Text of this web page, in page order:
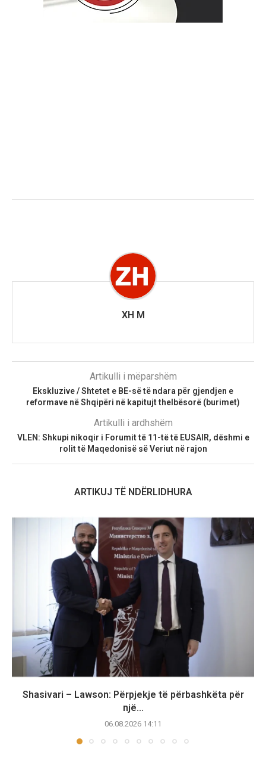
XH M
Artikulli i mëparshëm
Ekskluzive / Shtetet e BE-së të ndara për gjendjen e
reformave në Shqipëri në kapitujt thelbësorë (burimet)
Artikulli i ardhshëm
VLEN: Shkupi nikoqir i Forumit të 11-të të EUSAIR, dëshmi e
rolit të Maqedonisë së Veriut në rajon
ARTIKUJ TË NDËRLIDHURA
Shasivari – Lawson: Përpjekje të përbashkëta për
një...
06.08.2026 14:11